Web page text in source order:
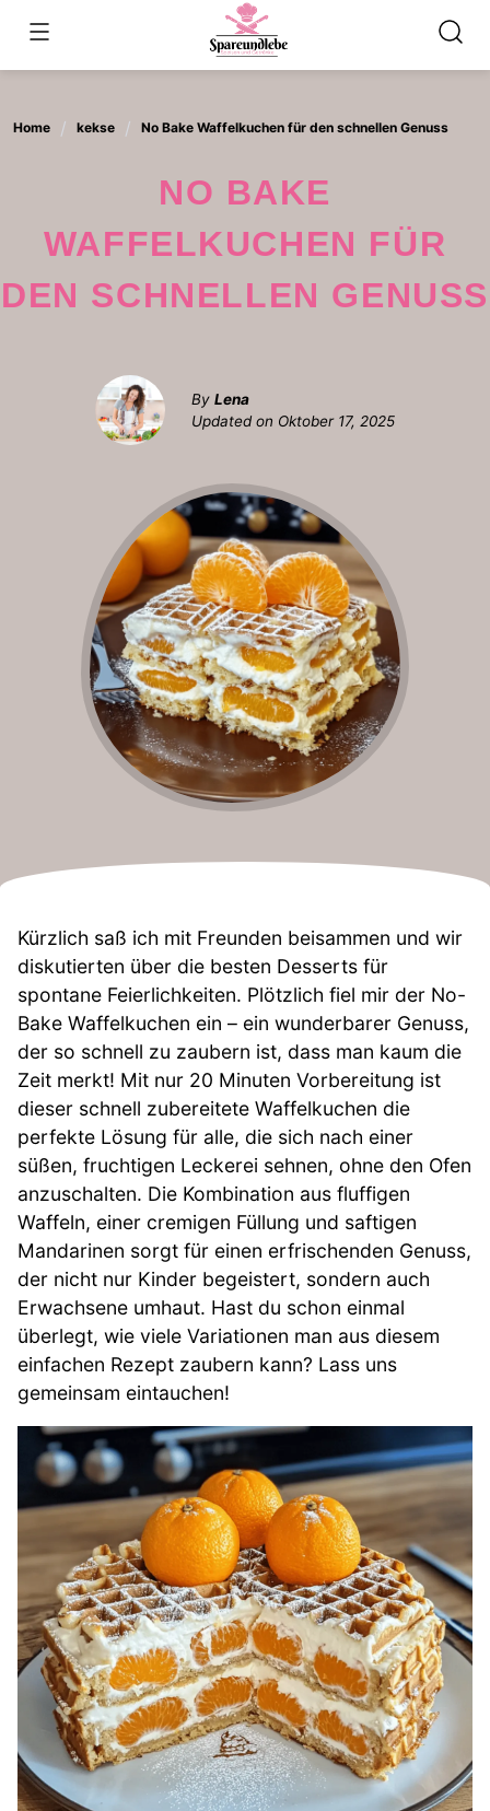
content
Home kekse No Bake Waffelkuchen für den schnellen Genuss
NO BAKE
WAFFELKUCHEN FÜR
DEN SCHNELLEN GENUSS
By Lena
Updated on Oktober 17, 2025
Kürzlich saß ich mit Freunden beisammen und wir
diskutierten über die besten Desserts für
spontane Feierlichkeiten. Plötzlich fiel mir der No-
Bake Waffelkuchen ein – ein wunderbarer Genuss,
der so schnell zu zaubern ist, dass man kaum die
Zeit merkt! Mit nur 20 Minuten Vorbereitung ist
dieser schnell zubereitete Waffelkuchen die
perfekte Lösung für alle, die sich nach einer
süßen, fruchtigen Leckerei sehnen, ohne den Ofen
anzuschalten. Die Kombination aus fluffigen
Waffeln, einer cremigen Füllung und saftigen
Mandarinen sorgt für einen erfrischenden Genuss,
der nicht nur Kinder begeistert, sondern auch
Erwachsene umhaut. Hast du schon einmal
überlegt, wie viele Variationen man aus diesem
einfachen Rezept zaubern kann? Lass uns
gemeinsam eintauchen!